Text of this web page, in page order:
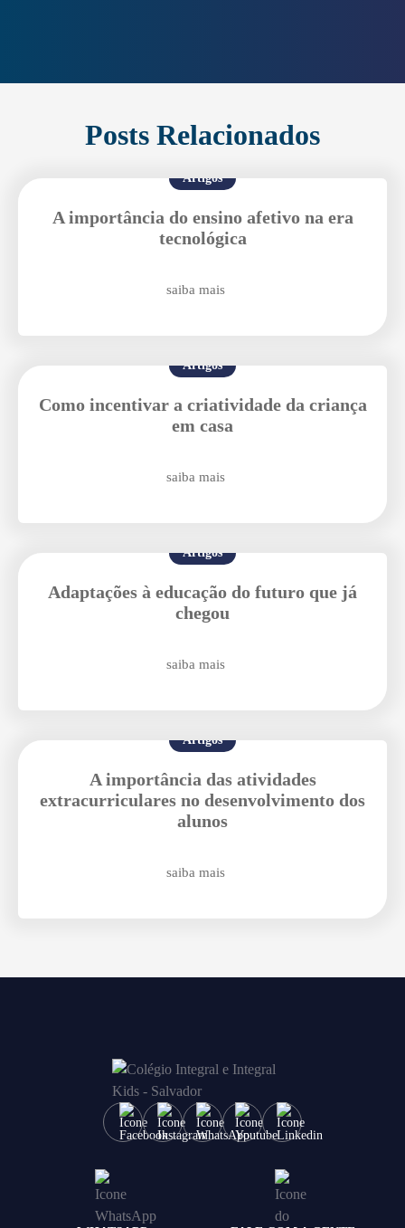
Posts Relacionados
Artigos
A importância do ensino afetivo na era
tecnológica
saiba mais
Artigos
Como incentivar a criatividade da criança
em casa
saiba mais
Artigos
Adaptações à educação do futuro que já
chegou
saiba mais
Artigos
A importância das atividades
extracurriculares no desenvolvimento dos
alunos
saiba mais